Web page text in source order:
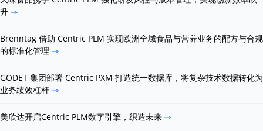
升
Brenntag 借助 Centric PLM 实现欧洲全域食品与营养业务的配方与合规
的标准化管理
GODET 集团部署 Centric PXM 打造统一数据库，将复杂技术数据转化为
业务绩效杠杆
美欣达开启Centric PLM数字引擎，织造未来